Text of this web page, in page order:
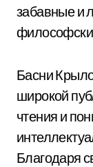
забавные и
Басни
широкой
чтения и
Благодаря